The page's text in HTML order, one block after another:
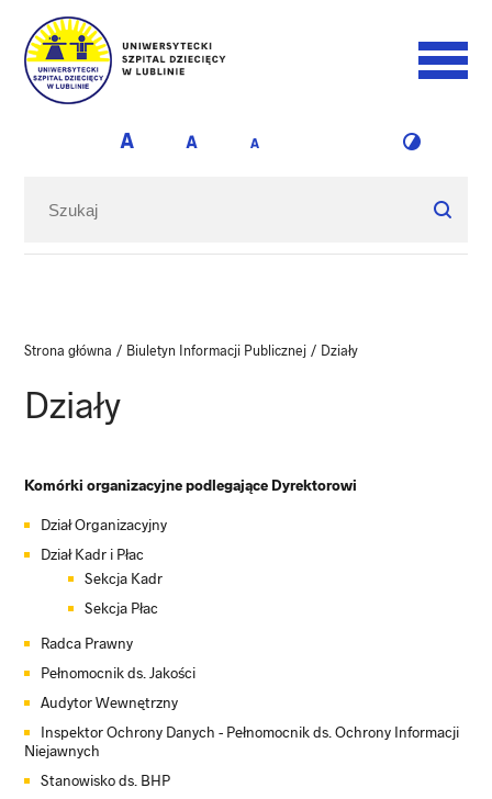
Strona główna / Biuletyn Informacji Publicznej / Działy
Działy
Komórki organizacyjne podlegające Dyrektorowi
Dział Organizacyjny
Dział Kadr i Płac
Sekcja Kadr
Sekcja Płac
Radca Prawny
Pełnomocnik ds. Jakości
Audytor Wewnętrzny
Inspektor Ochrony Danych - Pełnomocnik ds. Ochrony Informacji
Niejawnych
Stanowisko ds. BHP